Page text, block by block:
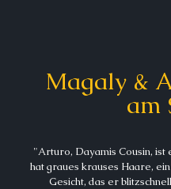
Magaly &
am
"Arturo, Dayamis Cousin, ist
hat graues krauses Haare,
Gesicht, das er